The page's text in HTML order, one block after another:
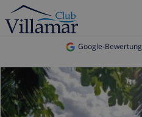
Google-Bewertung